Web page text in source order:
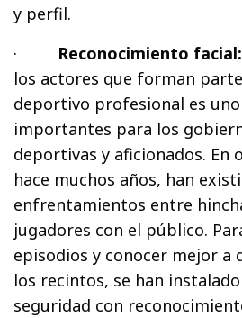
y perfil.
·
Reconocimiento facial:
los actores que forman
deportivo profesional es
importantes para los
deportivas y aficionados. En
hace muchos años, han
enfrentamientos entre
jugadores con el público.
episodios y conocer mejor a
los recintos, se han
seguridad con